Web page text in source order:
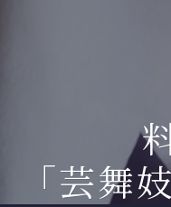
鏡川床涼風プラン
「芸舞